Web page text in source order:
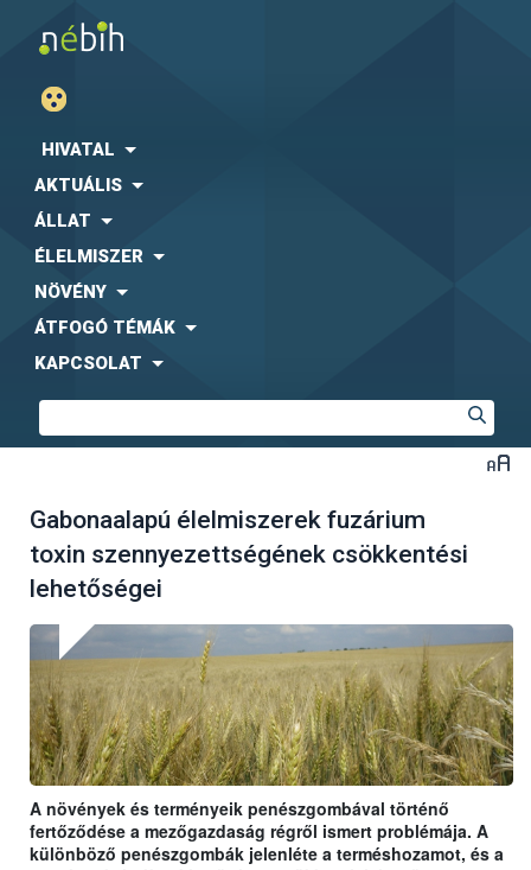
HIVATAL
AKTUÁLIS
ÁLLAT
ÉLELMISZER
NÖVÉNY
ÁTFOGÓ TÉMÁK
KAPCSOLAT
Gabonaalapú élelmiszerek fuzárium
toxin szennyezettségének csökkentési
lehetőségei
A növények és terményeik penészgombával történő
fertőződése a mezőgazdaság régről ismert problémája. A
különböző penészgombák jelenléte a terméshozamot, és a